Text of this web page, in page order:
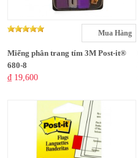
Mua Hàng
Miếng phân trang tím 3M Post-it®
680-8
₫ 19,600